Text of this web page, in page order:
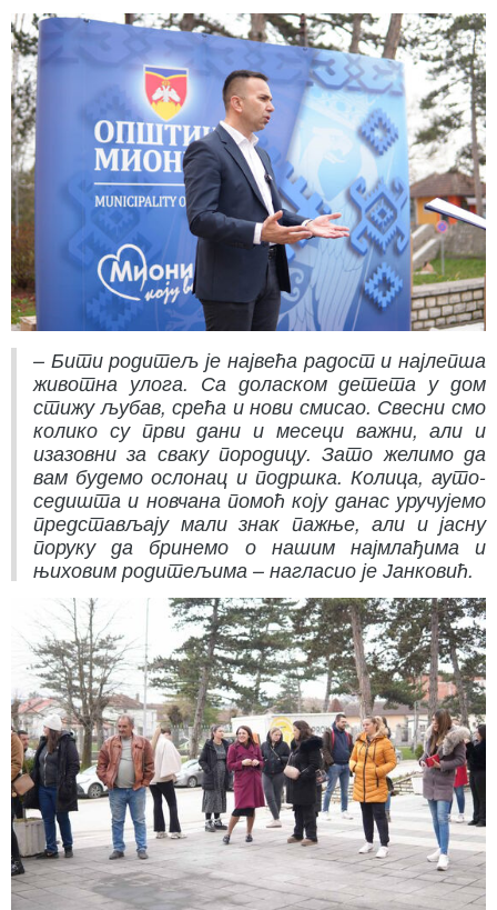
– Бити родитељ је највећа радост и најлепша
животна улога. Са доласком детета у дом
стижу љубав, срећа и нови смисао. Свесни смо
колико су први дани и месеци важни, али и
изазовни за сваку породицу. Зато желимо да
вам будемо ослонац и подршка. Колица, ауто-
седишта и новчана помоћ коју данас уручујемо
представљају мали знак пажње, али и јасну
поруку да бринемо о нашим најмлађима и
њиховим родитељима – нагласио је Јанковић.